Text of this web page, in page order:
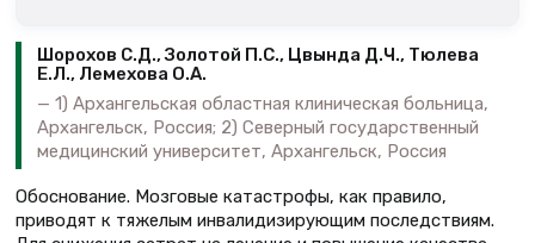
Шорохов С.Д., Золотой П.С., Цвында Д.Ч., Тюлева
Е.Л., Лемехова О.А.
1) Архангельская областная клиническая больница,
Архангельск, Россия; 2) Северный государственный
медицинский университет, Архангельск, Россия
Обоснование. Мозговые катастрофы, как правило,
приводят к тяжелым инвалидизирующим последствиям.